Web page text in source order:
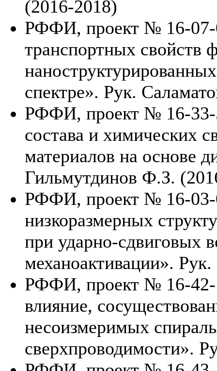
(2016-2018)
РФФИ, проект № 16-07-
транспортных свойств
спектре». Рук.
РФФИ, проект № 16-33-
состава и химических
материалов на основе
Гильмутдинов Ф.З.
РФФИ, проект № 16-03-
низкоразмерных
при ударно-сдвиговых
механоактивации».
РФФИ, проект № 16-42-
влияние,
несоизмеримых
сверхпроводимости».